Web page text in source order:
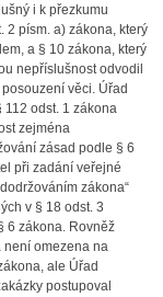
i k přezkumu
2 písm. a) zákona, který
a § 10 zákona, který
nepříslušnost odvodil
věci. Úřad
odst. 1 zákona
zejména
zásad podle § 6
při zadání veřejné
zákona“
v § 18 odst. 3
6 zákona. Rovněž
není omezena na
ale Úřad
postupoval